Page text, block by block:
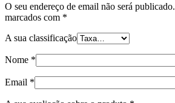
O seu endereço de email não será publicado.
marcados com *
A sua classificação
Nome *
Email *